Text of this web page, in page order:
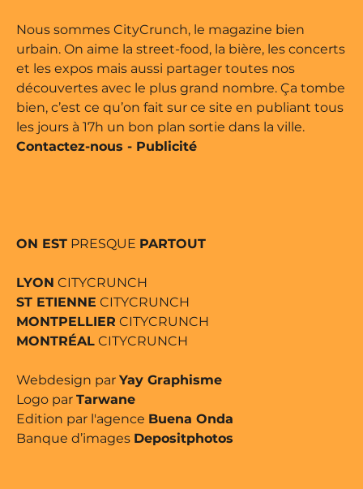
par Buena Onda Web •
Nous sommes CityCrunch, le magazine bien
urbain. On aime la street-food, la bière, les concerts
et les expos mais aussi partager toutes nos
découvertes avec le plus grand nombre. Ça tombe
bien, c’est ce qu’on fait sur ce site en publiant tous
les jours à 17h un bon plan sortie dans la ville.
Contactez-nous - Publicité
ON EST PRESQUE PARTOUT
LYON CITYCRUNCH
ST ETIENNE CITYCRUNCH
MONTPELLIER CITYCRUNCH
MONTRÉAL CITYCRUNCH
Webdesign par Yay Graphisme
Logo par Tarwane
Edition par l'agence Buena Onda
Banque d’images Depositphotos